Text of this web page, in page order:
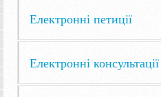
Електронні петиції
Електронні